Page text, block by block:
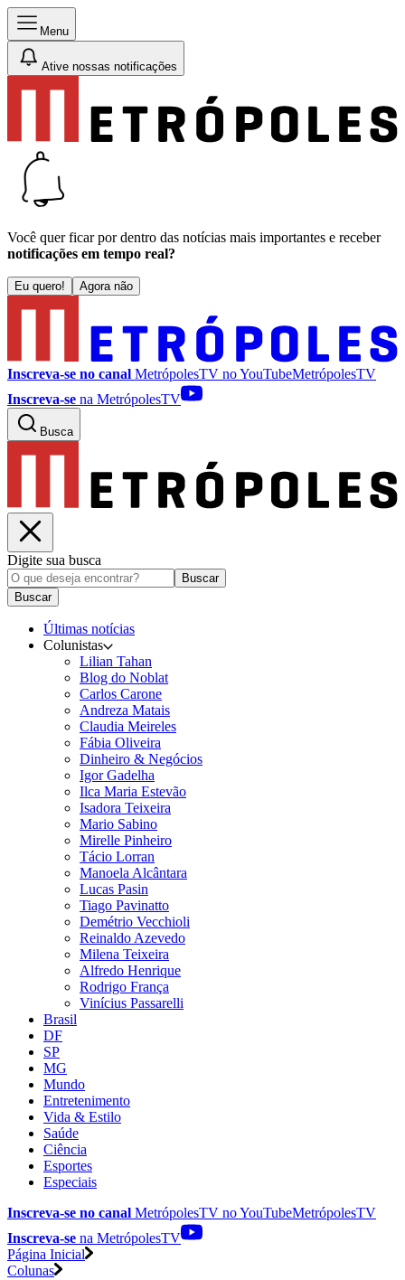
Menu
Ative nossas notificações
Você quer ficar por dentro das notícias mais importantes e receber
notificações em tempo real?
Eu quero! Agora não
Inscreva-se no canal MetrópolesTV noYouTubeMetrópolesTV
Inscreva-se na MetrópolesTV
Busca
Digite sua busca
Buscar
Buscar
Últimas notícias
Colunistas
Lilian Tahan
Blog do Noblat
Carlos Carone
Andreza Matais
Claudia Meireles
Fábia Oliveira
Dinheiro & Negócios
Igor Gadelha
Ilca Maria Estevão
Isadora Teixeira
Mario Sabino
Mirelle Pinheiro
Tácio Lorran
Manoela Alcântara
Lucas Pasin
Tiago Pavinatto
Demétrio Vecchioli
Reinaldo Azevedo
Milena Teixeira
Alfredo Henrique
Rodrigo França
Vinícius Passarelli
Brasil
DF
SP
MG
Mundo
Entretenimento
Vida & Estilo
Saúde
Ciência
Esportes
Especiais
Inscreva-se no canal MetrópolesTV noYouTubeMetrópolesTV
Inscreva-se na MetrópolesTV
Página Inicial
Colunas